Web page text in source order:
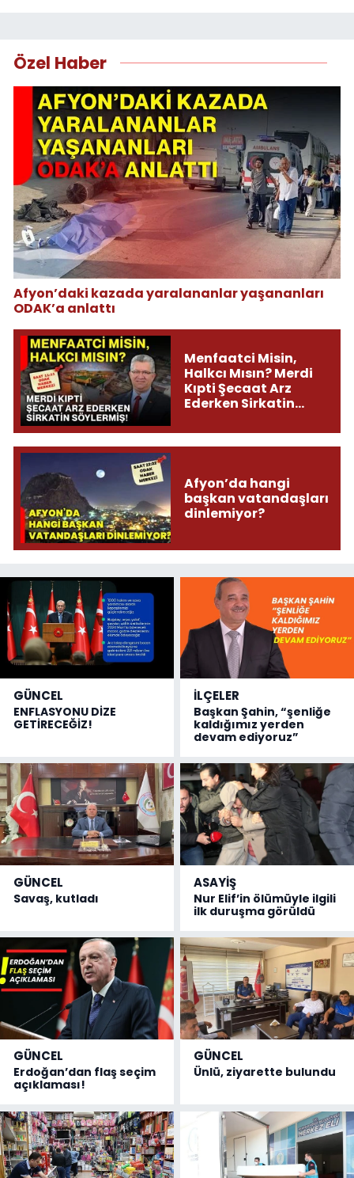
Özel Haber
Afyon’daki kazada yaralananlar yaşananları
ODAK’a anlattı
Menfaatci Misin,
Halkcı Mısın? Merdi
Kıpti Şecaat Arz
Ederken Sirkatin
Afyon’da hangi
başkan vatandaşları
dinlemiyor?
GÜNCEL
ENFLASYONU DİZE
GETİRECEĞİZ!
İLÇELER
Başkan Şahin, “şenliğe
kaldığımız yerden
devam ediyoruz”
GÜNCEL
Savaş, kutladı
ASAYİŞ
Nur Elif’in ölümüyle ilgili
ilk duruşma görüldü
GÜNCEL
Erdoğan’dan flaş seçim
açıklaması!
GÜNCEL
Ünlü, ziyarette bulundu